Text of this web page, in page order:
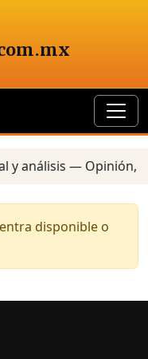
y análisis — Opinión,
disponible o